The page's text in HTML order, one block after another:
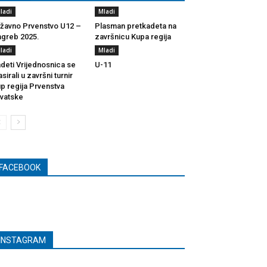
Prvenstvo U12 –
2025.
Mladi
Plasman pretkadeta na
završnicu Kupa regija
Vrijednosnica se
u završni turnir
regija Prvenstva
Mladi
U-11